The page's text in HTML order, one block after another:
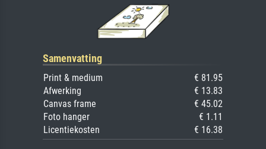
Samenvatting
Print & medium
€ 81.95
Afwerking
€ 13.83
Canvas frame
€ 45.02
Foto hanger
€ 1.11
Licentiekosten
€ 16.38